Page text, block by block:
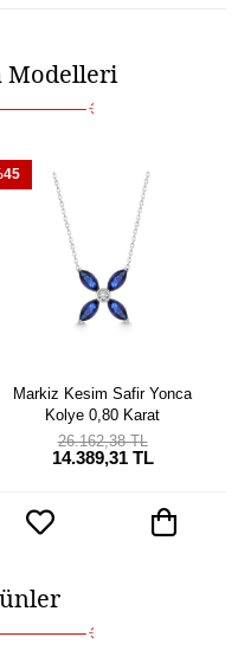
Modelleri
Markiz Kesim Safir Yonca
Kolye 0,80 Karat
14.389,31 TL
26.162,38 TL